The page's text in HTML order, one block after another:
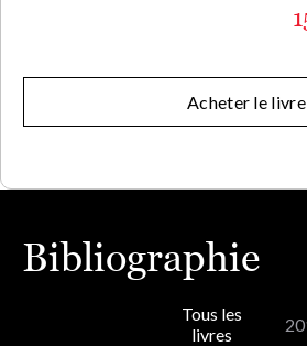
Acheter le livre
Bibliographie
Tous les
livres